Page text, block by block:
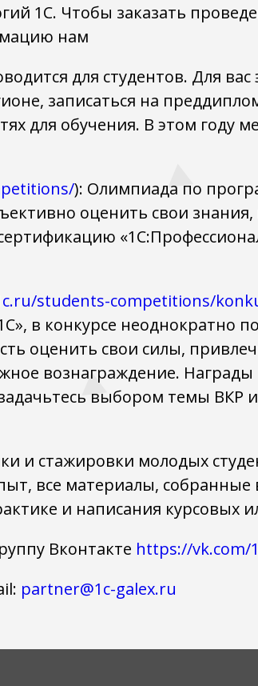
1С. Чтобы заказать
нам
для студентов. Для вас
записаться на
для обучения. В этом году
): Олимпиада по
оценить свои
students-competitions/
в конкурсе неоднократно
оценить свои силы,
вознаграждение. Награды
выбором темы ВКР
и стажировки молодых
все материалы, собранные
и написания курсовых
Вконтакте https://vk.com/
partner@1c-galex.ru